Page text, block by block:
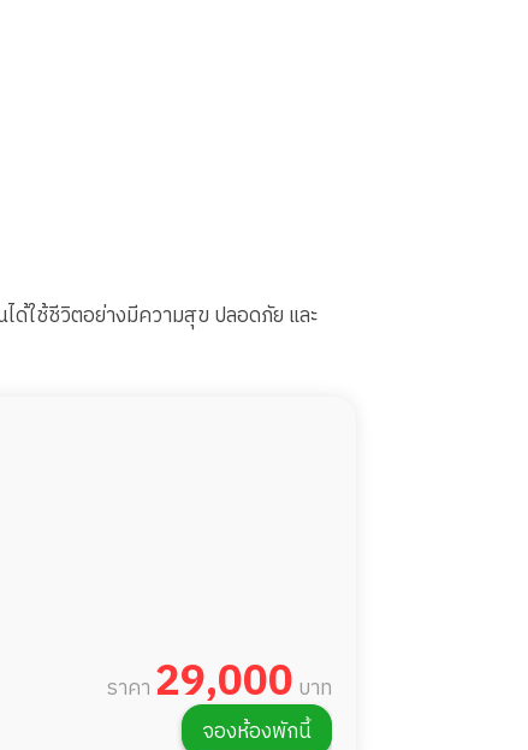
ด้ใช้ชีวิตอย่างมีความสุข ปลอดภัย และ
ราคา 29,000 บาท
จองห้องพักนี้